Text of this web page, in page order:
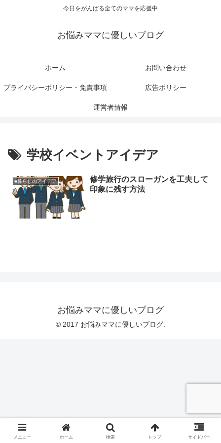
今日をがんばる全てのママを応援中
お悩みママに優しいブログ
ホーム お問い合わせ
プライバシーポリシー・免責事項 広告ポリシー
運営者情報
学校イベントアイデア
■暮らしのアイデア
修学旅行のスローガンを工夫して
印象に残す方法
お悩みママに優しいブログ
© 2017 お悩みママに優しいブログ.
メニュー ホーム 検索 トップ サイドバー